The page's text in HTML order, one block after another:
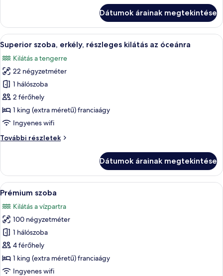
az
óceánra
további
részletei
Dátumok árainak megtekintése
A
következő
szoba
összes
képének
megtekintése:
Superior
szoba,
erkély,
részleges
óceánra
Egy szállodai szoba, amelyben van
4
Superior szoba, erkély, részleges kilátás az óceánra
Kilátás a tengerre
22 négyzetméter
1 hálószoba
2 férőhely
1 king (extra méretű) franciaágy
Ingyenes wifi
További részletek
Superior
kilátás
az
óceánra
részletei
Dátumok árainak megtekintése
A
következő
szoba
összes
képének
megtekintése:
Prémium
szoba
Egy medence melletti terület,
8
Prémium szoba
Kilátás a vízpartra
100 négyzetméter
1 hálószoba
4 férőhely
1 king (extra méretű) franciaágy
Ingyenes wifi